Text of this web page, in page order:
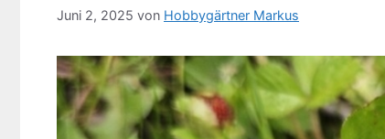
Juni 2, 2025 von Hobbygärtner Markus